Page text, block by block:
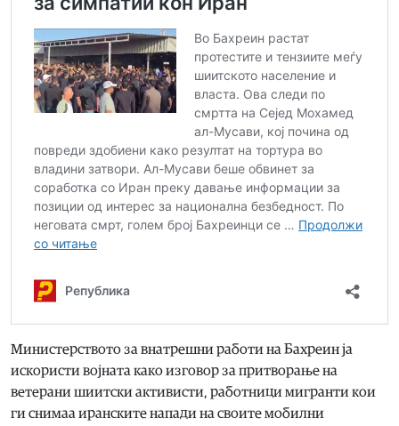
Министерството за внатрешни работи на Бахреин ја
искористи војната како изговор за притворање на
ветерани шиитски активисти, работници мигранти кои
ги снимаа иранските напади на своите мобилни